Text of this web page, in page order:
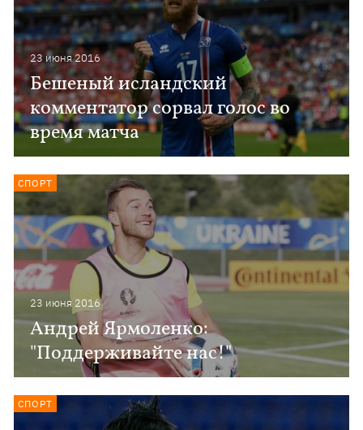
23 июня 2016
Бешеный исландский
комментатор сорвал голос во
время матча
23 июня 2016
Андрей Ярмоленко:
"Поддерживайте нас!"
СПОРТ
СПОРТ